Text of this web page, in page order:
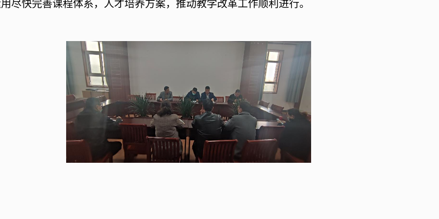
尽快完善课程体系，人才培养方案，推动教学改革工作顺利进行。